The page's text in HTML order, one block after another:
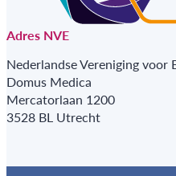
Adres NVE
Nederlandse Vereniging voor
Domus Medica
Mercatorlaan 1200
3528 BL Utrecht